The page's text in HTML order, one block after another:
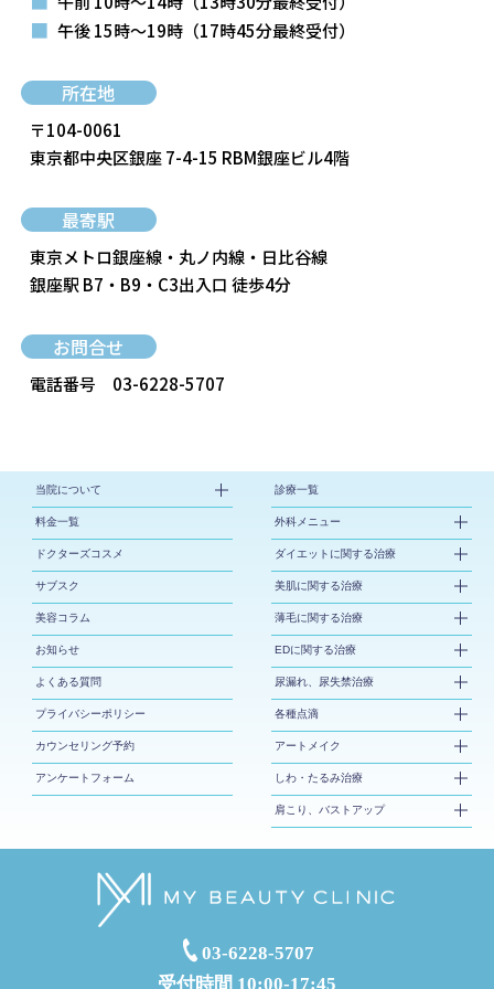
■ 午後 15時～19時 （17時45分最終受付）
所在地
〒104-0061
東京都中央区銀座 7-4-15 RBM銀座ビル4階
最寄駅
東京メトロ銀座線・丸ノ内線・日比谷線
銀座駅 B7・B9・C3出入口 徒歩4分
お問合せ
電話番号 03-6228-5707
当院について
料金一覧
ドクターズコスメ
サブスク
美容コラム
お知らせ
よくある質問
プライバシーポリシー
カウンセリング予約
アンケートフォーム
診療一覧
外科メニュー
ダイエットに関する治療
美肌に関する治療
薄毛に関する治療
EDに関する治療
尿漏れ、尿失禁治療
各種点滴
アートメイク
しわ・たるみ治療
肩こり、バストアップ
03-6228-5707
受付時間 10:00-17:45